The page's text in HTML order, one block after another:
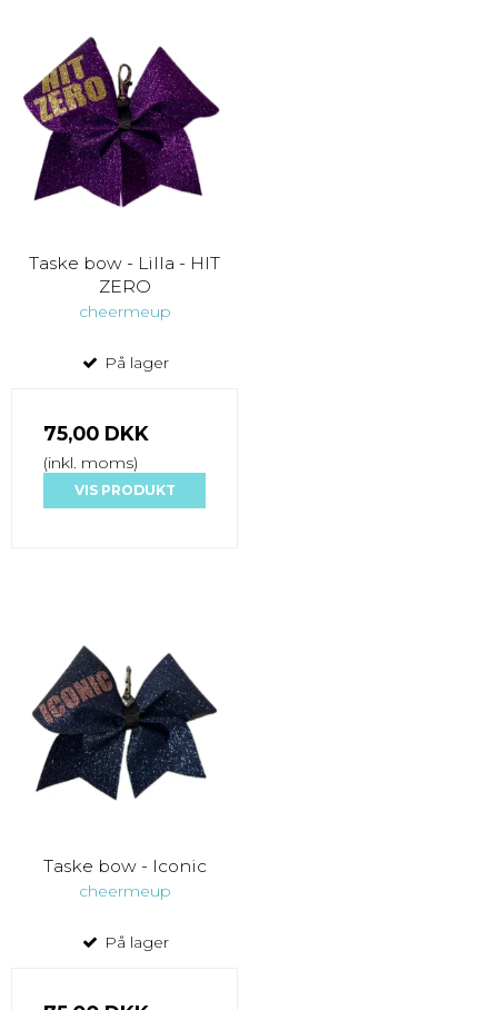
Taske bow - Lilla - HIT
ZERO
cheermeup
På lager
75,00 DKK
(inkl. moms)
VIS PRODUKT
Taske bow - Iconic
cheermeup
På lager